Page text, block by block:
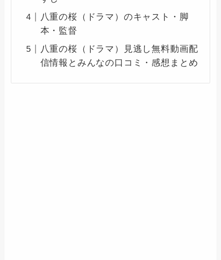
八重の桜（ドラマ）のキャスト・脚
本・監督
八重の桜（ドラマ）見逃し無料動画配
信情報とみんなの口コミ・感想まとめ